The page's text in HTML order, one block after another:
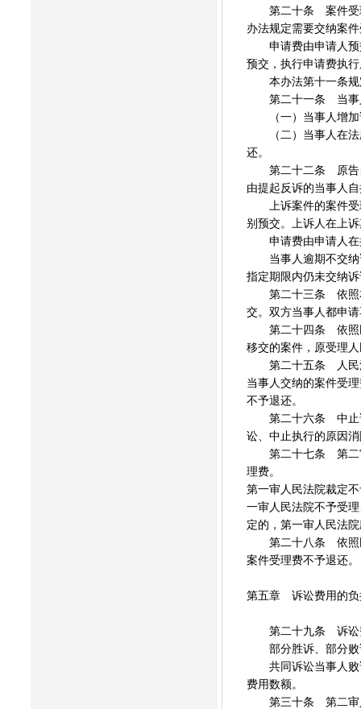
第二十条 案件受理
办法规定需要交纳案
申请费由申请人预
预交，执行申请费执
本办法第十一条规
第二十一条 当事人
（一）当事人增加
（二）当事人在法
还。
第二十二条 原告自
由提起反诉的当事人
上诉案件的案件受
别预交。上诉人在上
申请费由申请人在
当事人逾期不交纳
指定期限内仍未交纳
第二十三条 依照本
交。双方当事人都申
第二十四条 依照民
移交的案件，原受理
第二十五条 人民法
当事人交纳的案件受
不予退还。
第二十六条 中止诉
讼、中止执行的原因
第二十七条 第二审
理费。
第一审人民法院裁定
一审人民法院不予受
定的，第一审人民法
第二十八条 依照民
案件受理费不予退还。
第五章 诉讼费用的负
第二十九条 诉讼费
部分胜诉、部分败
共同诉讼当事人败
费用数额。
第三十条 第二审人